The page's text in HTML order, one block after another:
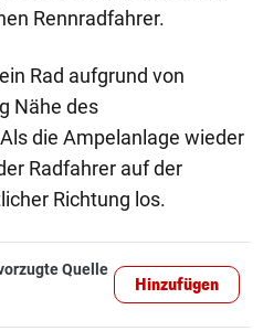
Rennradfahrer.
Rad aufgrund von
Nähe des
die Ampelanlage wieder
Radfahrer auf der
Richtung los.
Quelle
Hinzufügen